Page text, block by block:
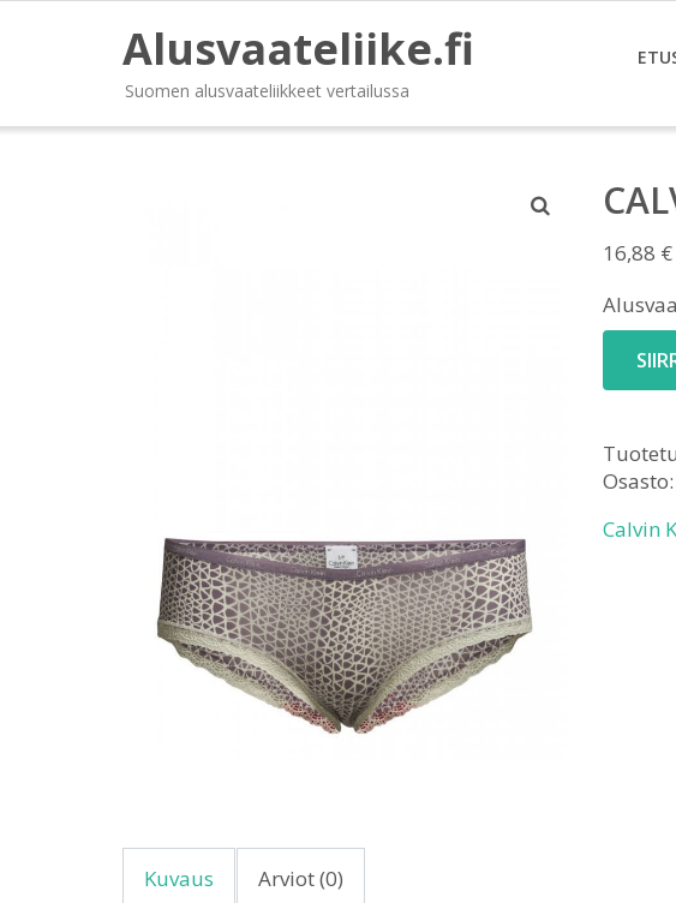
Alusvaateliike.fi
Suomen alusvaateliikkeet vertailussa
16,88 €
Osasto:
Calvin
Kuvaus Arviot (0)